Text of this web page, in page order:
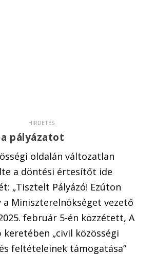
pályázatot
oldalán változatlan
a döntési értesítőt ide
„Tisztelt Pályázó! Ezúton
Miniszterelnökséget vezető
február 5-én közzétett, A
keretében „civil közösségi
feltételeinek támogatása”